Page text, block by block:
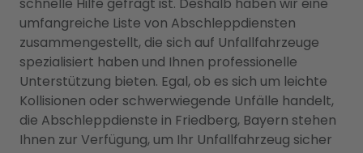
umfangreiche Liste von Abschleppdiensten
zusammengestellt, die sich auf Unfallfahrzeuge
spezialisiert haben und Ihnen professionelle
Unterstützung bieten. Egal, ob es sich um leichte
Kollisionen oder schwerwiegende Unfälle handelt,
die Abschleppdienste in Friedberg, Bayern stehen
Ihnen zur Verfügung, um Ihr Unfallfahrzeug sicher